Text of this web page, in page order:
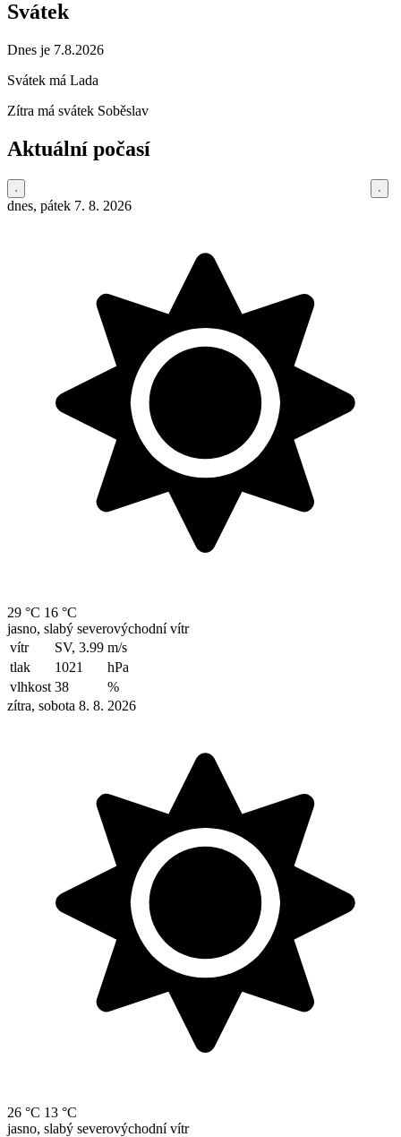
Svátek
Dnes je 7.8.2026
Svátek má Lada
Zítra má svátek Soběslav
Aktuální počasí
dnes, pátek 7. 8. 2026
29 °C 16 °C
jasno, slabý severovýchodní vítr
vítr
SV, 3.99 m/s
tlak
1021
hPa
vlhkost 38
%
zítra, sobota 8. 8. 2026
26 °C 13 °C
jasno, slabý severovýchodní vítr